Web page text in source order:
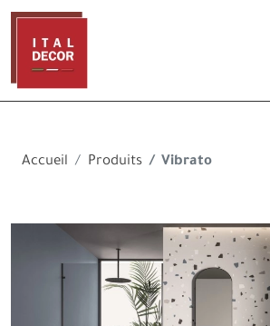
Accueil Produits Vibrato